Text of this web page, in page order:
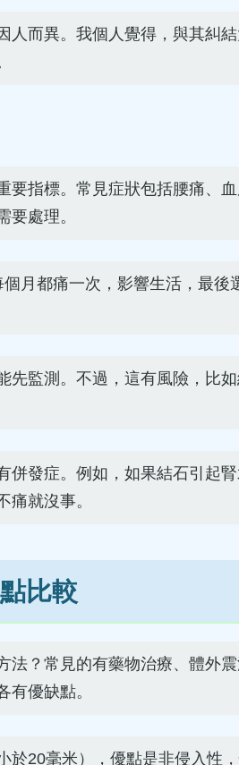
而異。我個人覺得，與其糾結
要指標。常見症狀包括腰痛、
要處理。
月都痛一次，影響生活，最後
先監測。不過，這有風險，比如
併發症。例如，如果結石引起
痛就沒事。
比較
？常見的有藥物治療、體外震
有優缺點。
於20毫米），優點是非侵入性